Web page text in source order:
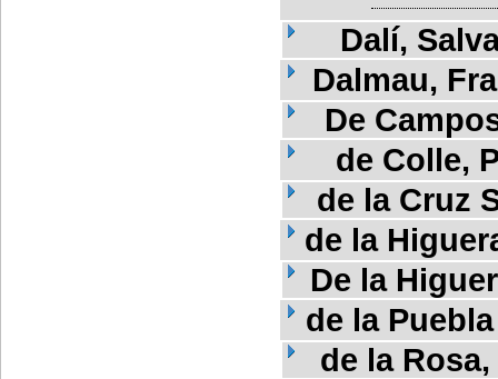
Dalí,
Dalmau,
De
de Colle,
de la Cruz
de la
De la
de la
de la